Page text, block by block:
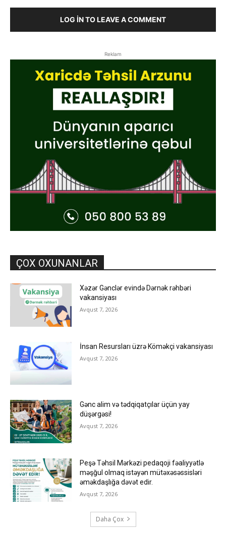
LOG IN TO LEAVE A COMMENT
Reklam
ÇOX OXUNANLAR
Xəzər Gənclər evində Dərnək rəhbəri
vakansiyası
Avqust 7, 2026
İnsan Resursları üzrə Köməkçi vakansiyası
Avqust 7, 2026
Gənc alim və tədqiqatçılar üçün yay
düşərgəsi!
Avqust 7, 2026
Peşə Təhsil Mərkəzi pedaqoji fəaliyyətlə
məşğul olmaq istəyən mütəxəsəssisləri
əməkdaşlığa dəvət edir.
Avqust 7, 2026
Daha Çox